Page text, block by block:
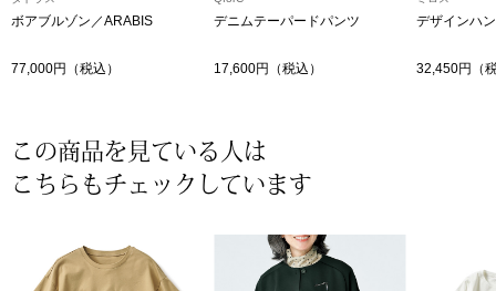
すべて見る
ボアブルゾン／ARABIS
77,000円（税込）
デニムテーパードパンツ
17,600円（税込）
デザインハ
32,450円（
この商品を見ている人は
こちらもチェックしています